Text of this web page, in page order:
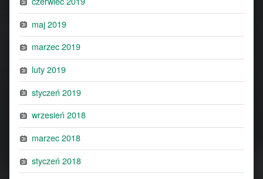
maj 2019
marzec 2019
luty 2019
styczeń 2019
wrzesień 2018
marzec 2018
styczeń 2018